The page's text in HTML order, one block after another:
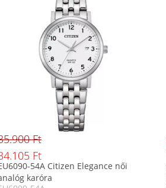
Ft
Ft
54A Citizen Elegance női
karóra